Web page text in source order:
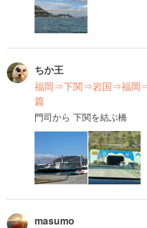
ちか王
福岡⇒下関⇒岩国⇒福岡⇒
篇
門司から 下関を結ぶ橋
masumo